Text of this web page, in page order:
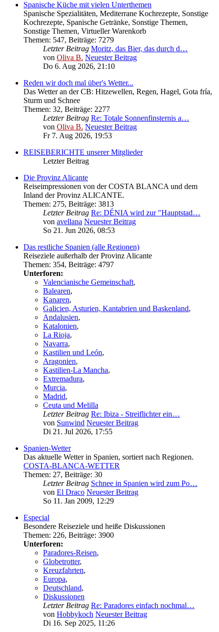
Spanische Küche mit vielen Unterthemen
Spanische Spezialitäten, Mediterrane Kochrezepte, Sonstige
Kochrezepte, Spanische Getränke, Sonstige Themen,
Sonstige Themen, Virtueller Warenkorb
Themen: 547, Beiträge: 7279
Letzter Beitrag Moritz, das Bier, das durch d…
von Oliva B. Neuester Beitrag
Do 6. Aug 2026, 21:10
Reden wir doch mal über's Wetter...
Das Wetter an der CB: Hitzewellen, Regen, Hagel, Gota fría,
Sturm und Schnee
Themen: 32, Beiträge: 2277
Letzter Beitrag Re: Totale Sonnenfinsternis a…
von Oliva B. Neuester Beitrag
Fr 7. Aug 2026, 19:53
REISEBERICHTE unserer Mitglieder
Letzter Beitrag
Die Provinz Alicante
Reiseimpressionen von der COSTA BLANCA und dem
Inland der Provinz ALICANTE.
Themen: 275, Beiträge: 3813
Letzter Beitrag Re: DÉNIA wird zur "Hauptstad…
von avellana Neuester Beitrag
So 21. Jun 2026, 08:53
Das restliche Spanien (alle Regionen)
Reiseziele außerhalb der Provinz Alicante
Themen: 354, Beiträge: 4797
Unterforen:
Valencianische Gemeinschaft,
Balearen,
Kanaren,
Galicien, Asturien, Kantabrien und Baskenland,
Andalusien,
Katalonien,
La Rioja,
Navarra,
Kastilien und León,
Aragonien,
Kastilien-La Mancha,
Extremadura,
Murcia,
Madrid,
Ceuta und Melilla
Letzter Beitrag Re: Ibiza - Streiflichter ein…
von Sunwind Neuester Beitrag
Di 21. Jul 2026, 17:55
Spanien-Wetter
Das aktuelle Wetter in Spanien, sortiert nach Regionen.
COSTA-BLANCA-WETTER
Themen: 27, Beiträge: 30
Letzter Beitrag Schnee in Spanien wird zum Po…
von El Draco Neuester Beitrag
So 11. Jan 2009, 12:29
Especial
Besondere Reiseziele und heiße Diskussionen
Themen: 226, Beiträge: 3900
Unterforen:
Paradores-Reisen,
Globetrotter,
Kreuzfahrten,
Europa,
Deutschland,
Diskussionen
Letzter Beitrag Re: Paradores einfach nochmal…
von Hobbykoch Neuester Beitrag
Di 16. Sep 2025, 11:26